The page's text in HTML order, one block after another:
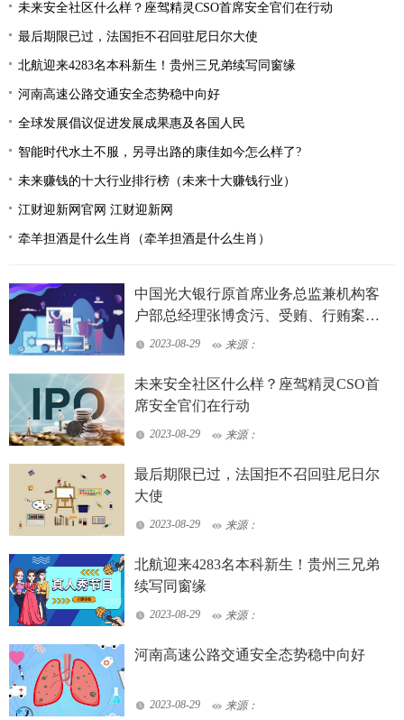
未来安全社区什么样？座驾精灵CSO首席安全官们在行动
最后期限已过，法国拒不召回驻尼日尔大使
北航迎来4283名本科新生！贵州三兄弟续写同窗缘
河南高速公路交通安全态势稳中向好
全球发展倡议促进发展成果惠及各国人民
智能时代水土不服，另寻出路的康佳如今怎么样了?
未来赚钱的十大行业排行榜（未来十大赚钱行业）
江财迎新网官网 江财迎新网
牵羊担酒是什么生肖（牵羊担酒是什么生肖）
中国光大银行原首席业务总监兼机构客
户部总经理张博贪污、受贿、行贿案一
审开庭
2023-08-29 来源：
未来安全社区什么样？座驾精灵CSO首
席安全官们在行动
2023-08-29 来源：
最后期限已过，法国拒不召回驻尼日尔
大使
2023-08-29 来源：
北航迎来4283名本科新生！贵州三兄弟
续写同窗缘
2023-08-29 来源：
河南高速公路交通安全态势稳中向好
2023-08-29 来源：